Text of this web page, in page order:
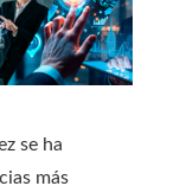
se ha
más